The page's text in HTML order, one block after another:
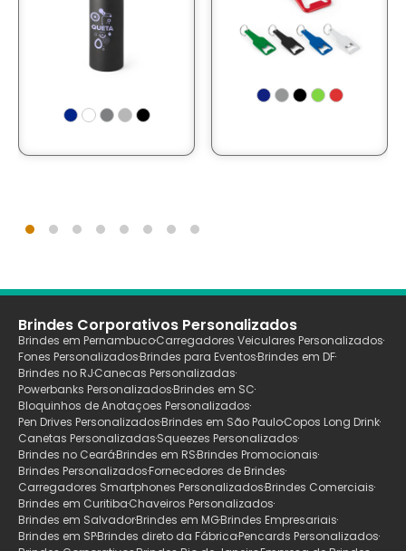
Brindes Corporativos Personalizados
Brindes em PernambucoCarregadores Veiculares Personalizados
Fones PersonalizadosBrindes para EventosBrindes em DF
Brindes no RJCanecas Personalizadas
Powerbanks PersonalizadosBrindes em SC
Bloquinhos de Anotaçoes Personalizados
Pen Drives PersonalizadosBrindes em São PauloCopos Long Drink
Canetas PersonalizadasSqueezes Personalizados
Brindes no CearáBrindes em RSBrindes Promocionais
Brindes PersonalizadosFornecedores de Brindes
Carregadores Smartphones PersonalizadosBrindes Comerciais
Brindes em CuritibaChaveiros Personalizados
Brindes em SalvadorBrindes em MGBrindes Empresariais
Brindes em SPBrindes direto da FábricaPencards Personalizados